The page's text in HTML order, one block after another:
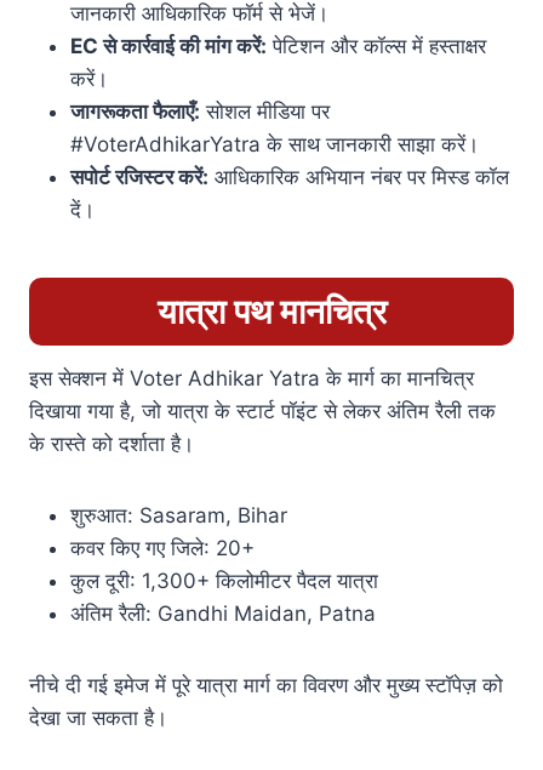
जानकारी आधिकारिक फॉर्म से भेजें।
EC से कार्रवाई की मांग करें: पेटिशन और कॉल्स में हस्ताक्षर
करें।
जागरूकता फैलाएँ: सोशल मीडिया पर
#VoterAdhikarYatra के साथ जानकारी साझा करें।
सपोर्ट रजिस्टर करें: आधिकारिक अभियान नंबर पर मिस्ड कॉल
दें।
यात्रा पथ मानचित्र
इस सेक्शन में Voter Adhikar Yatra के मार्ग का मानचित्र
दिखाया गया है, जो यात्रा के स्टार्ट पॉइंट से लेकर अंतिम रैली तक
के रास्ते को दर्शाता है।
शुरुआत: Sasaram, Bihar
कवर किए गए जिले: 20+
कुल दूरी: 1,300+ किलोमीटर पैदल यात्रा
अंतिम रैली: Gandhi Maidan, Patna
नीचे दी गई इमेज में पूरे यात्रा मार्ग का विवरण और मुख्य स्टॉपेज़ को
देखा जा सकता है।